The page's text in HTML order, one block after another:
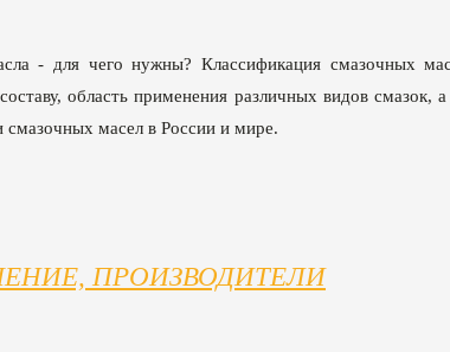
- для чего нужны? Классификация смазочных
область применения различных видов смазок, а
смазочных масел в России и мире.
ПРОИЗВОДИТЕЛИ